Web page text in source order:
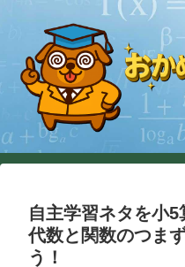
自主学習ネタを小5
代数と関数のつま
う！